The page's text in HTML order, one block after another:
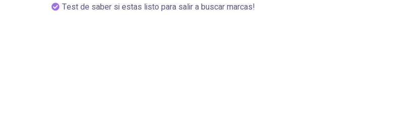
Test de saber si estas listo para salir a buscar marcas!